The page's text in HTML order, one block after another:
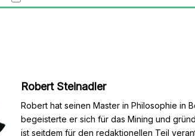
Robert Steinadler
Robert hat seinen Master in Philosophie in
begeisterte er sich für das Mining und
ist seitdem für den redaktionellen Teil